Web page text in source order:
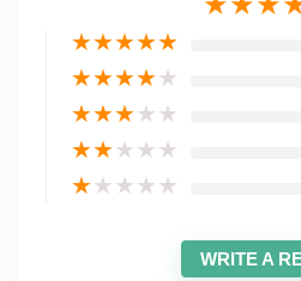
★★★★★
★★★★★
★★★★★
★★★★★
★★★★★
WRITE A